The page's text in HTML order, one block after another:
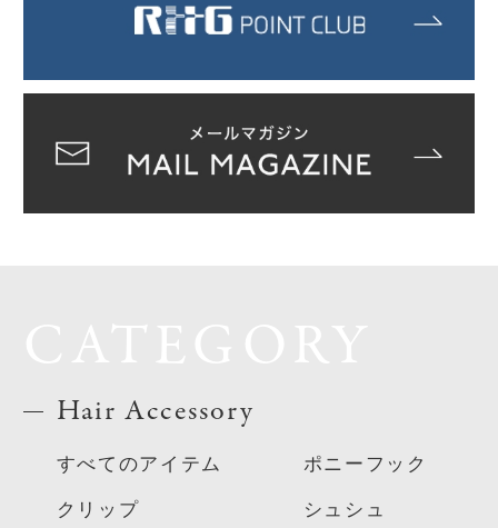
Hair Accessory
すべてのアイテム
クリップ
ポニーフック
シュシュ